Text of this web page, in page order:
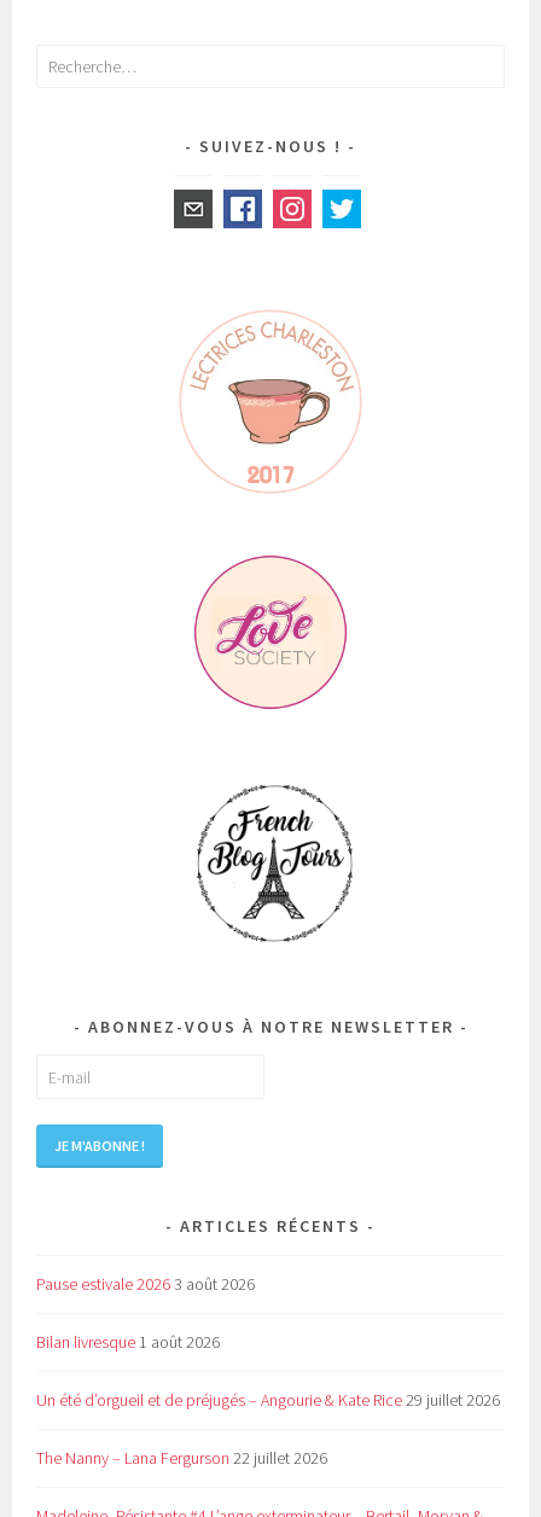
Rechercher :
SUIVEZ-NOUS !
ABONNEZ-VOUS À NOTRE NEWSLETTER
ARTICLES RÉCENTS
Pause estivale 20263 août 2026
Bilan livresque 1 août 2026
Un été d’orgueil et de préjugés – Angourie & Kate Rice29 juillet 2026
The Nanny – Lana Fergurson 22 juillet 2026